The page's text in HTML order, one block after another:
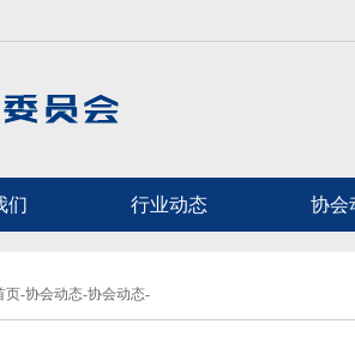
们 行业动态 协会
页-协会动态-协会动态-